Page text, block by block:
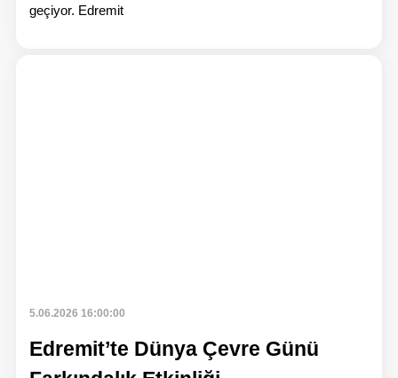
geçiyor. Edremit
5.06.2026 16:00:00
Edremit’te Dünya Çevre Günü